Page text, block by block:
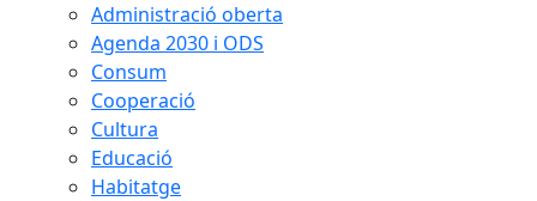
Administració oberta
Agenda 2030 i ODS
Consum
Cooperació
Cultura
Educació
Habitatge